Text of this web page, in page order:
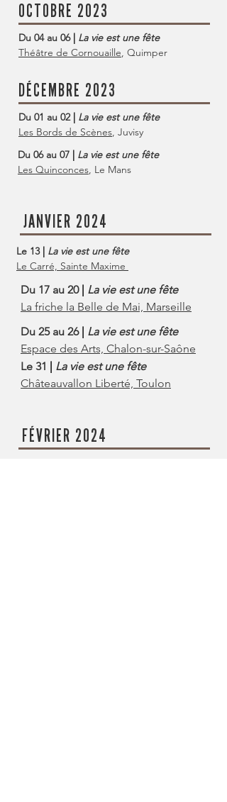
OCTOBRE 2023
Du 04 au 06 | La vie est une fête
Théâtre de Cornouaille, Quimper
DÉCEMBRE 2023
Du 01 au 02 | La vie est une fête
Les Bords de Scènes, Juvisy
Du 06 au 07 | La vie est une fête
Les Quinconces, Le Mans
JANVIER 2024
Le 13 | La vie est une fête
Le Carré, Sainte Maxime
Du 17 au 20 | La vie est une fête
La friche la Belle de Mai, Marseille
Du 25 au 26 | La vie est une fête
Espace des Arts, Chalon-sur-Saône
Le 31 | La vie est une fête
Châteauvallon Liberté, Toulon
FÉVRIER 2024